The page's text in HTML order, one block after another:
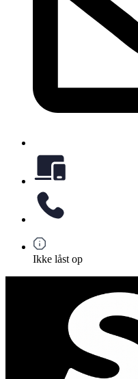
Ikke låst op